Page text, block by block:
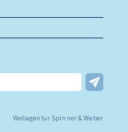
Webagentur Spinner & Weber